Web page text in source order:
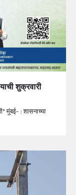
शुक्रवारी
मुंबई- : शासनाच्या